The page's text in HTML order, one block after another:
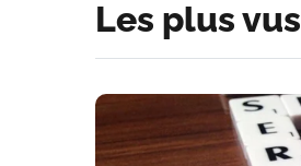
Les plus vus